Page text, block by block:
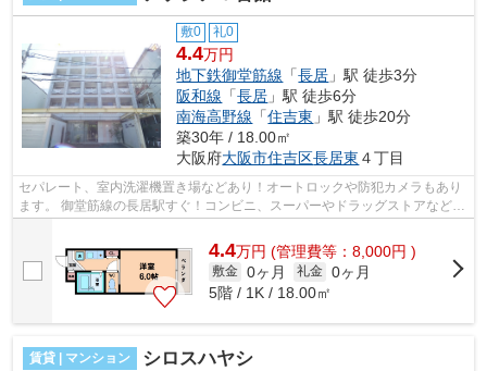
敷0 礼0
4.4万円
地下鉄御堂筋線 「長居 」駅 徒歩3分
阪和線 「長居 」駅 徒歩6分
南海高野線 「住吉東 」駅 徒歩20分
築30年 / 18.00㎡
大阪府大阪市住吉区長居東 ４丁目
セパレート、室内洗濯機置き場などあり！オートロックや防犯カメラもあり
ます。 御堂筋線の長居駅すぐ！コンビニ、スーパーやドラッグストアなど近
4.4万円 (管理費等：8,000円 )
敷金 0ヶ月 礼金 0ヶ月
5階 / 1K / 18.00㎡
賃貸 | マンション シロスハヤシ